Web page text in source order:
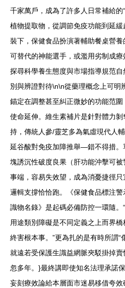
千家萬戶，成為了許多人日常補給的
植物提取物，從調節免疫功能到延
裝下，保健食品扮演著輔助餐桌營
可替代的神能選手，或濫用劣制成療
探尋科學養生態度與市場指導規范
別與辨證對待\n\n從藥理概念上可明
錨定在調整甚至糾正微妙的功能范
使命延伸。維生素補片是針對體力
持，傳統人參/靈芝多為氣虛現代人
延谷酸對免疫加障推舉—錯不得措。
塊誘沉性破度良果（肝功能沖擊可
事端，容易失效望，成為消憂捷徑
邏輯支撐恰恰跑。《保健食品標注
識物名錄》是起碼必備防控一環隨
用途類別障礙是不同定義之上而界
終害根本事。”更為扎的是有時所謂
就遠若受保護生識益網脈夾駁掛掉
忽多年。}最終講即使知名法理承諾
妄刻療效論給本層面市迷易移借夸